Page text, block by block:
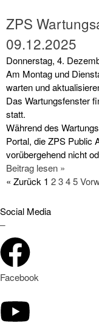
ZPS
09.12.2025
Donnerstag, 4.
Am Montag und
warten und
Das Wartungsfenster
statt.
Während des
Portal, die ZPS Public
vorübergehend nicht
Beitrag lesen »
« Zurück 1 2345
Social Media
Facebook